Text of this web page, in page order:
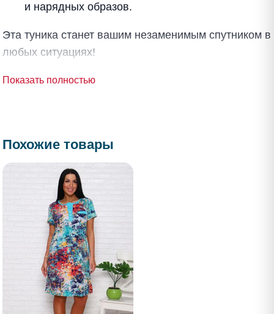
и нарядных образов.
Эта туника станет вашим незаменимым спутником в
любых ситуациях!
Показать полностью
Похожие товары